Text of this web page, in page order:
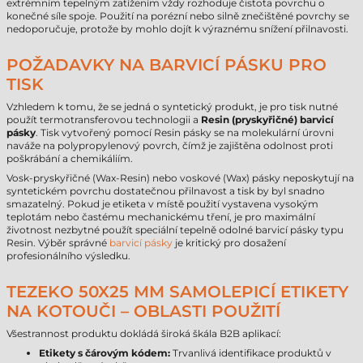
extrémním tepelným zatížením vždy rozhoduje čistota povrchu o
konečné síle spoje. Použití na porézní nebo silně znečištěné povrchy se
nedoporučuje, protože by mohlo dojít k výraznému snížení přilnavosti.
POŽADAVKY NA BARVICÍ PÁSKU PRO
TISK
Vzhledem k tomu, že se jedná o syntetický produkt, je pro tisk nutné
použít termotransferovou technologii a Resin (pryskyřičné) barvicí
pásky. Tisk vytvořený pomocí Resin pásky se na molekulární úrovni
naváže na polypropylenový povrch, čímž je zajištěna odolnost proti
poškrábání a chemikáliím.
Vosk-pryskyřičné (Wax-Resin) nebo voskové (Wax) pásky neposkytují na
syntetickém povrchu dostatečnou přilnavost a tisk by byl snadno
smazatelný. Pokud je etiketa v místě použití vystavena vysokým
teplotám nebo častému mechanickému tření, je pro maximální
životnost nezbytné použít speciální tepelně odolné barvicí pásky typu
Resin. Výběr správné barvicí pásky je kritický pro dosažení
profesionálního výsledku.
TEZEKO 50X25 MM SAMOLEPICÍ ETIKETY
NA KOTOUČI – OBLASTI POUŽITÍ
Všestrannost produktu dokládá široká škála B2B aplikací:
Etikety s čárovým kódem: Trvanlivá identifikace produktů v